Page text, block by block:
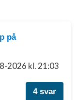
på
2026 kl. 21:03
4 svar